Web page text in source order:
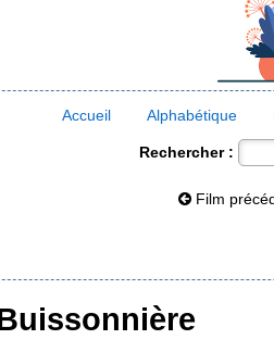
Accueil Alphabétique
Rechercher :
Film